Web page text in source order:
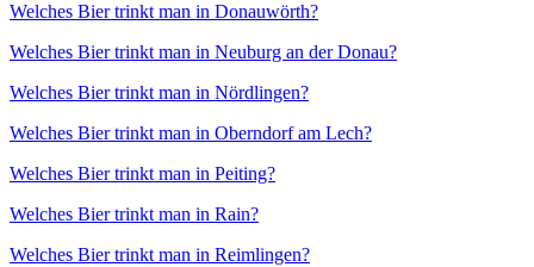
Welches Bier trinkt man in Donauwörth?
Welches Bier trinkt man in Neuburg an der Donau?
Welches Bier trinkt man in Nördlingen?
Welches Bier trinkt man in Oberndorf am Lech?
Welches Bier trinkt man in Peiting?
Welches Bier trinkt man in Rain?
Welches Bier trinkt man in Reimlingen?